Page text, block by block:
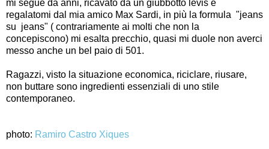
mi segue da anni, ricavato da un giubbotto levis e
regalatomi dal mia amico Max Sardi, in più la formula "jeans
su jeans" ( contrariamente ai molti che non la
concepiscono) mi esalta precchio, quasi mi duole non averci
messo anche un bel paio di 501.
Ragazzi, visto la situazione economica, riciclare, riusare,
non buttare sono ingredienti essenziali di uno stile
contemporaneo.
photo: Ramiro Castro Xiques